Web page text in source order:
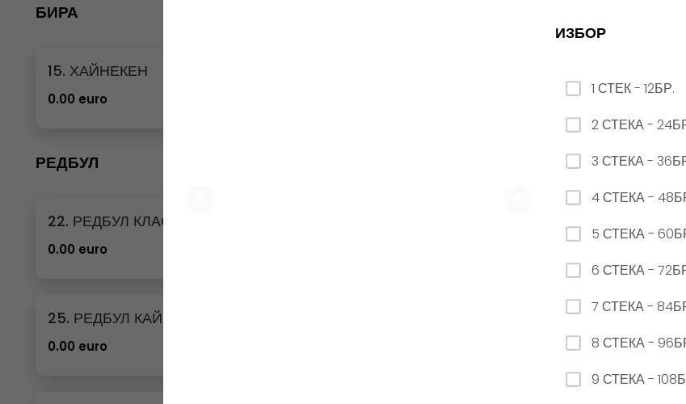
БИРА
15. ХАЙНЕКЕН
0.00 euro
РЕДБУЛ
22. РЕДБУЛ КЛАСИК
0.00 euro
25. РЕДБУЛ КАЙСИЯ И ЯГОДА
0.00 euro
ИЗБОР
1 СТЕК - 12БР.
2 СТЕКА -
3 СТЕКА -
4 СТЕКА -
5 СТЕКА -
6 СТЕКА -
7 СТЕКА -
8 СТЕКА -
9 СТЕКА -